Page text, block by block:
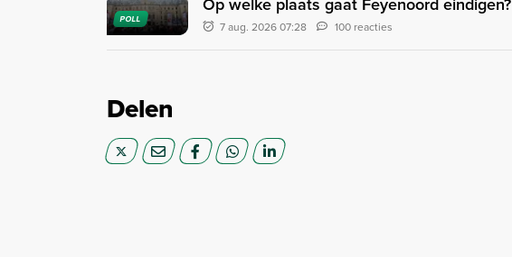
POLL
7 aug. 2026 07:28 100 reacties
Delen